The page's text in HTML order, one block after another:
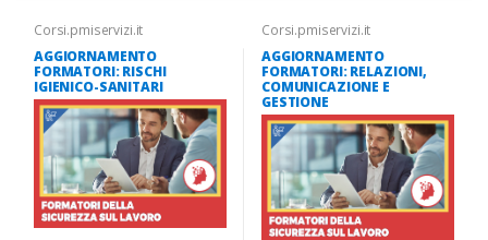
Corsi.pmiservizi.it
AGGIORNAMENTO
FORMATORI: RISCHI
IGIENICO-SANITARI
Corsi.pmiservizi.it
AGGIORNAMENTO
FORMATORI: RELAZIONI,
COMUNICAZIONE E
GESTIONE